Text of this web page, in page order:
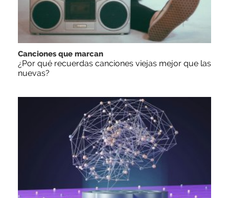
Canciones que marcan
¿Por qué recuerdas canciones viejas mejor que las
nuevas?